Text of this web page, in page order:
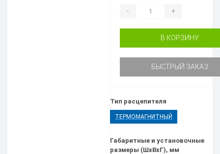
- +
В КОРЗИНУ
БЫСТРЫЙ ЗАКАЗ
Тип расцепителя
ТЕРМОМАГНИТНЫЙ
Габаритные и установочные
размеры (ШхВхГ), мм